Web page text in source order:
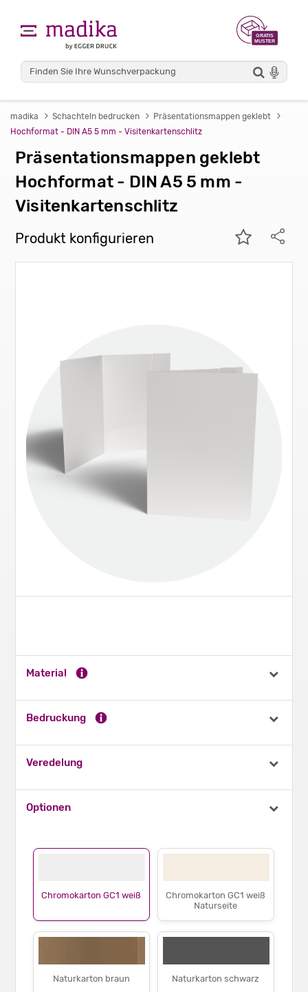
madika Schachteln bedrucken
Präsentationsmappen geklebt
Hochformat - DIN A5 5 mm - Visitenkartenschlitz
Präsentationsmappen geklebt
Hochformat - DIN A5 5 mm -
Visitenkartenschlitz
Produkt konfigurieren
Chromokarton GC1 weiß
Chromokarton GC1 weiß
Naturseite
Naturkarton braun Naturkarton schwarz
Material
Bedruckung
Veredelung
Optionen